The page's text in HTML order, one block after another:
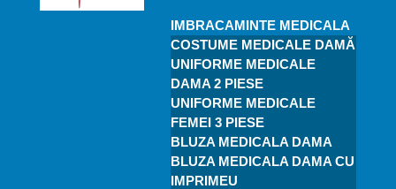
IMBRACAMINTE MEDICALA
COSTUME MEDICALE DAMĂ
UNIFORME MEDICALE
DAMA 2 PIESE
UNIFORME MEDICALE
FEMEI 3 PIESE
BLUZA MEDICALA DAMA
BLUZA MEDICALA DAMA CU
IMPRIMEU